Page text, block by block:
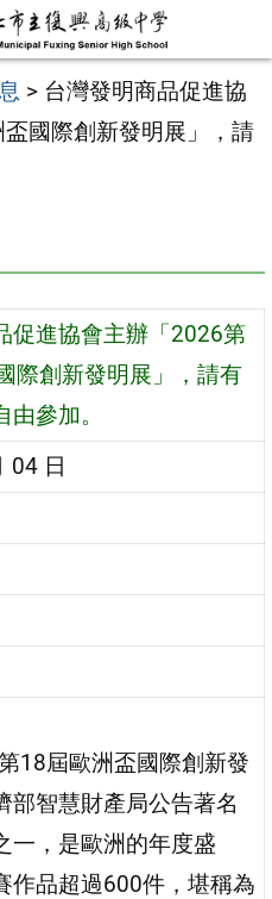
> 台灣發明商品促進協
國際創新發明展」，請
促進協會主辦「2026第
際創新發明展」，請有
參加。
04 日
18屆歐洲盃國際創新發
部智慧財產局公告著名
一，是歐洲的年度盛
作品超過600件，堪稱為